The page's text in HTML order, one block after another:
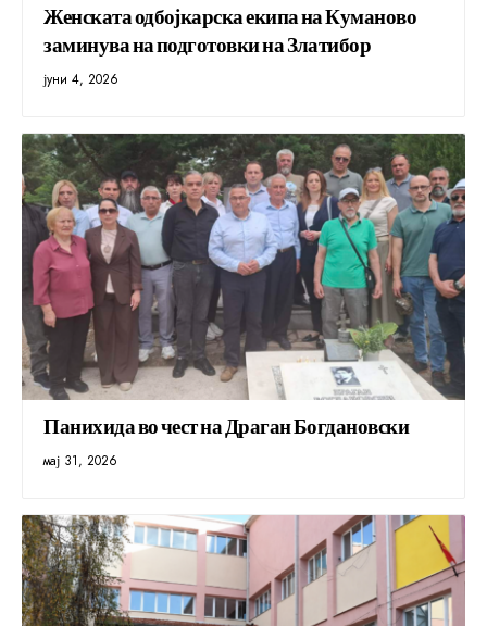
Женската одбојкарска екипа на Куманово
заминува на подготовки на Златибор
јуни 4, 2026
Панихида во чест на Драган Богдановски
мај 31, 2026